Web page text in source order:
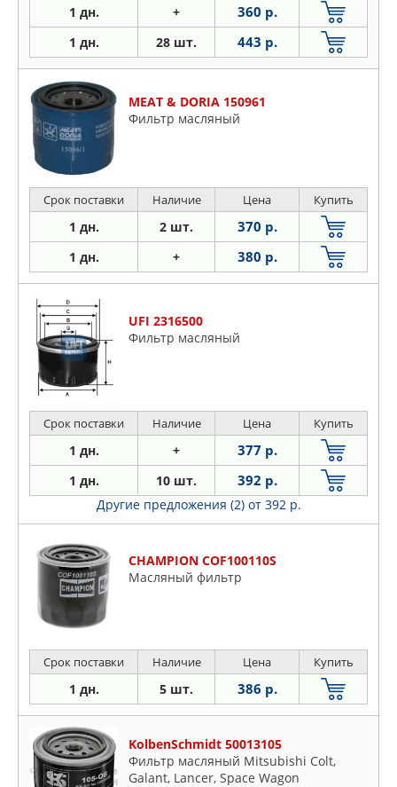
1 дн. + 360 р.
1 дн. 28 шт. 443 р.
MEAT & DORIA 150961
Фильтр масляный
Срок поставки Наличие Цена Купить
1 дн. 2 шт. 370 р.
1 дн. + 380 р.
UFI 2316500
Фильтр масляный
Срок поставки Наличие Цена Купить
1 дн. + 377 р.
1 дн. 10 шт. 392 р.
Другие предложения (2) от 392 р.
CHAMPION COF100110S
Масляный фильтр
Срок поставки Наличие Цена Купить
1 дн. 5 шт. 386 р.
KolbenSchmidt 50013105
Фильтр масляный Mitsubishi Colt,
Galant, Lancer, Space Wagon